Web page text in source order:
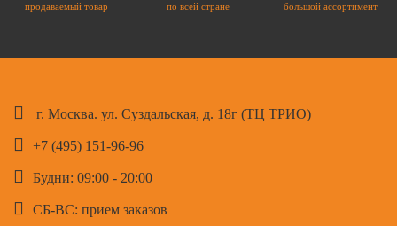
продаваемый товар
по всей стране
большой ассортимент
г. Москва. ул. Суздальская, д. 18г (ТЦ ТРИО)
+7 (495) 151-96-96
Будни: 09:00 - 20:00
СБ-ВС: прием заказов